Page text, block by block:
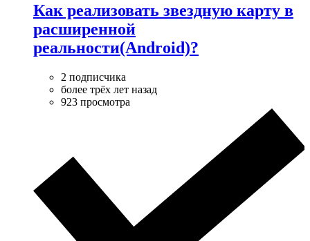
Как реализовать звездную карту в
расширенной
реальности(Android)?
2 подписчика
более трёх лет назад
923 просмотра